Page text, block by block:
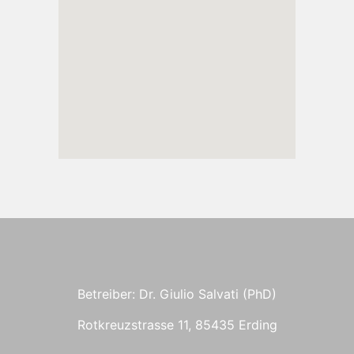
Betreiber: Dr. Giulio Salvati (PhD)
Rotkreuzstrasse 11, 85435 Erding